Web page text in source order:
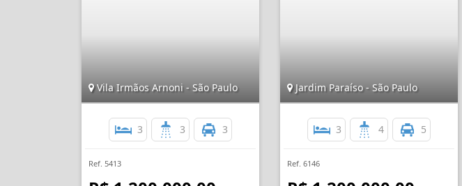
Vila Irmãos Arnoni - São Paulo
3 3 3
Ref. 5413
Jardim Paraíso - São Paulo
3 4 5
Ref. 6146